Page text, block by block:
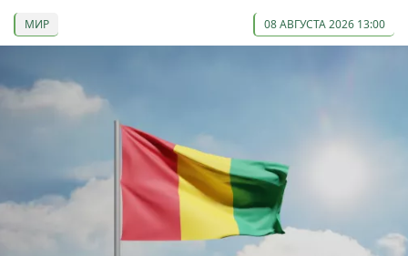
МИР 08 АВГУСТА 2026 13:00